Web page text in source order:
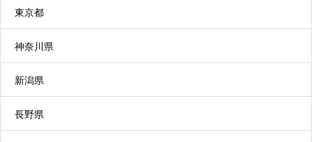
援や、心身の機能を維持・向上するための機能訓
練の支援などを行うサービスです。家族の介護負
担軽減を図ることができます。
東京都
神奈川県
新潟県
長野県